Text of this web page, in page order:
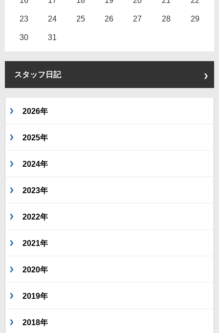
23 24 25 26 27 28 29
30 31
スタッフ日記
2026年
2025年
2024年
2023年
2022年
2021年
2020年
2019年
2018年